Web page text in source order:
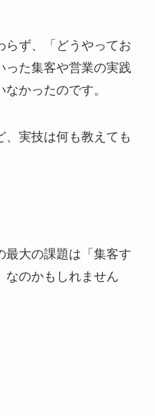
らず、「どうやってお
った集客や営業の実践
かったのです。
実技は何も教えても
最大の課題は「集客す
なのかもしれません